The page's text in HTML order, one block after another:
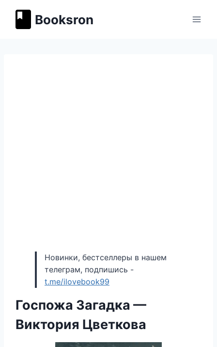
содержимому
Booksron
Новинки, бестселлеры в нашем
телеграм, подпишись -
t.me/ilovebook99
Госпожа Загадка —
Виктория Цветкова